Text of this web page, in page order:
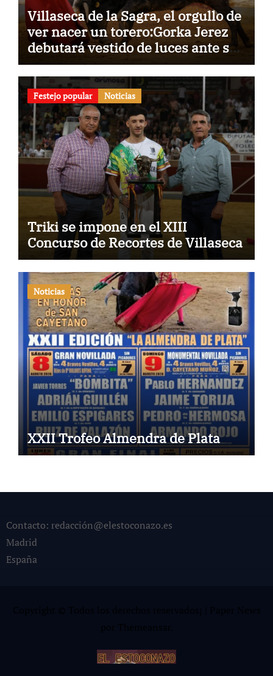
Villaseca de la Sagra, el orgullo de
ver nacer un torero:Gorka Jerez
debutará vestido de luces ante su
pueblo
Festejo popular Noticias
Triki se impone en el XIII
Concurso de Recortes de Villaseca
Noticias
XXII Trofeo Almendra de Plata
Contacto: redacción@elestoconazo.es
Madrid
España